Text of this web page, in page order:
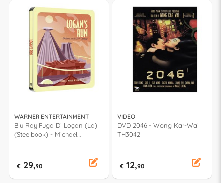
WARNER ENTERTAINMENT
Blu Ray Fuga Di Logan (La)
(Steelbook) - Michael
€ 29,90
VIDEO
DVD 2046 - Wong Kar-Wai
TH3042
€ 12,90